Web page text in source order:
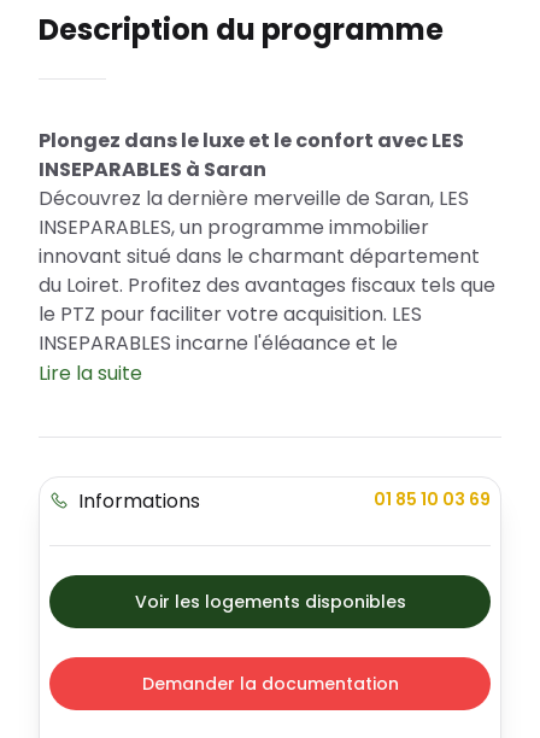
Description du programme
Plongez dans le luxe et le confort avec LES
INSEPARABLES à Saran
Découvrez la dernière merveille de Saran, LES
INSEPARABLES, un programme immobilier
innovant situé dans le charmant département
du Loiret. Profitez des avantages fiscaux tels que
le PTZ pour faciliter votre acquisition. LES
INSEPARABLES incarne l'élégance et le
modernité, offrant une variété de types
dynamique
Implantée au coeur de Saran, LES INSEPARABLES
un quartier sécurisé, agrémenté de beaux
espaces extérieurs qui constituent un véritable
havre de paix. À proximité, vous trouverez tout
ce dont vous avez besoin : écoles, services,
parcs, infrastructures sportives et transports.
Lire la suite
Informations 01 85 10 03 69
Voir les logements disponibles
Demander la documentation